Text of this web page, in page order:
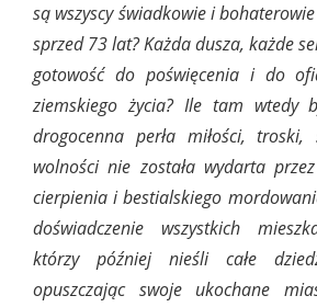
są wszyscy świadkowie i
sprzed 73 lat? Każda dusza, każde
gotowość do poświęcenia i do
ziemskiego życia? Ile tam wtedy
drogocenna perła miłości, troski,
wolności nie została wydarta
cierpienia i bestialskiego
doświadczenie wszystkich
którzy później nieśli całe
opuszczając swoje ukochane